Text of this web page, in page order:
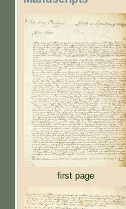
first page